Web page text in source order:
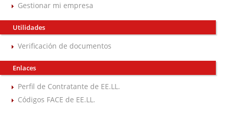
Gestionar mi empresa
Utilidades
Verificación de documentos
Enlaces
Perfil de Contratante de EE.LL.
Códigos FACE de EE.LL.